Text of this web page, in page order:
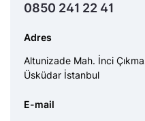
0850 241 22 41
Adres
Altunizade Mah. İnci
Üsküdar İstanbul
E-mail